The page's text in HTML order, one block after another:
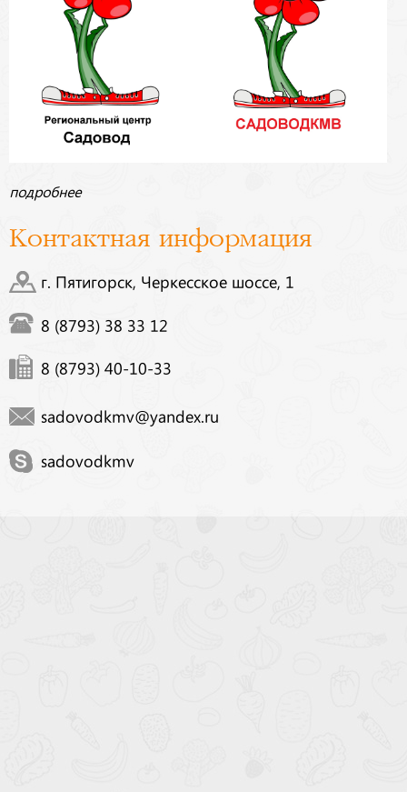
подробнее
Контактная информация
г. Пятигорск, Черкесское шоссе, 1
8 (8793) 38 33 12
8 (8793) 40-10-33
sadovodkmv@yandex.ru
sadovodkmv